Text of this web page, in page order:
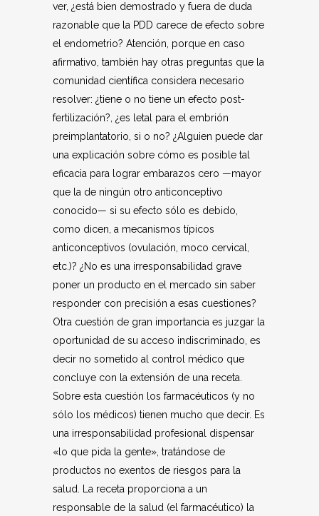
ver, ¿está bien demostrado y fuera de duda
razonable que la PDD carece de efecto sobre
el endometrio? Atención, porque en caso
afirmativo, también hay otras preguntas que la
comunidad científica considera necesario
resolver: ¿tiene o no tiene un efecto post-
fertilización?, ¿es letal para el embrión
preimplantatorio, si o no? ¿Alguien puede dar
una explicación sobre cómo es posible tal
eficacia para lograr embarazos cero —mayor
que la de ningún otro anticonceptivo
conocido— si su efecto sólo es debido,
como dicen, a mecanismos típicos
anticonceptivos (ovulación, moco cervical,
etc.)? ¿No es una irresponsabilidad grave
poner un producto en el mercado sin saber
responder con precisión a esas cuestiones?
Otra cuestión de gran importancia es juzgar la
oportunidad de su acceso indiscriminado, es
decir no sometido al control médico que
concluye con la extensión de una receta.
Sobre esta cuestión los farmacéuticos (y no
sólo los médicos) tienen mucho que decir. Es
una irresponsabilidad profesional dispensar
«lo que pida la gente», tratándose de
productos no exentos de riesgos para la
salud. La receta proporciona a un
responsable de la salud (el farmacéutico) la